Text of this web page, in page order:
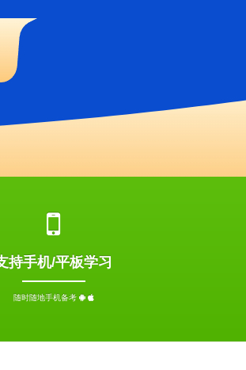
持手机/平板学习
随时随地手机备考